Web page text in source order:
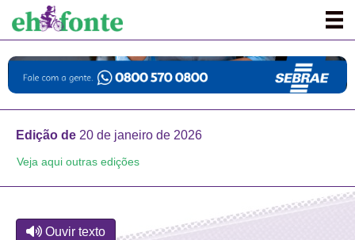
Edição de 20 de janeiro de 2026
Veja aqui outras edições
Ouvir texto